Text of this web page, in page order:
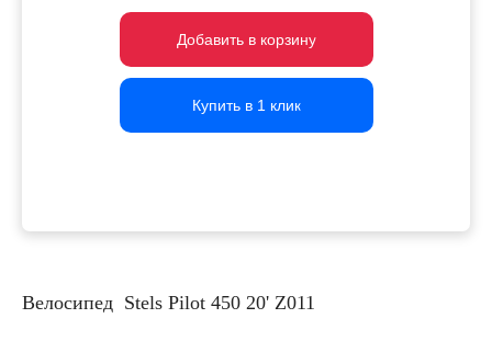
Добавить в корзину
Добавить в корзину
Добавить в корзину
Купить в 1 клик
Купить в 1 клик
Купить в 1 клик
Велосипед Stels Pilot 450 20' Z011